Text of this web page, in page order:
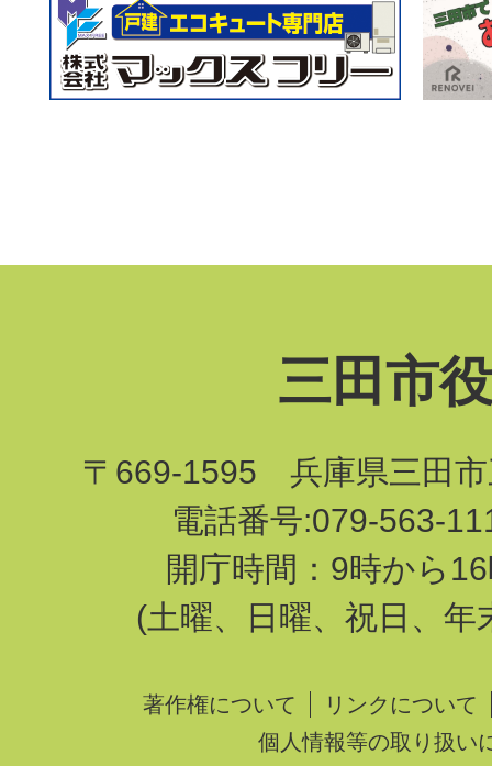
三田市
〒669-1595 兵庫県三田市
電話番号:079-563-
開庁時間：9時から
(土曜、日曜、祝日、年
著作権について
リンクについて
個人情報等の取り扱い